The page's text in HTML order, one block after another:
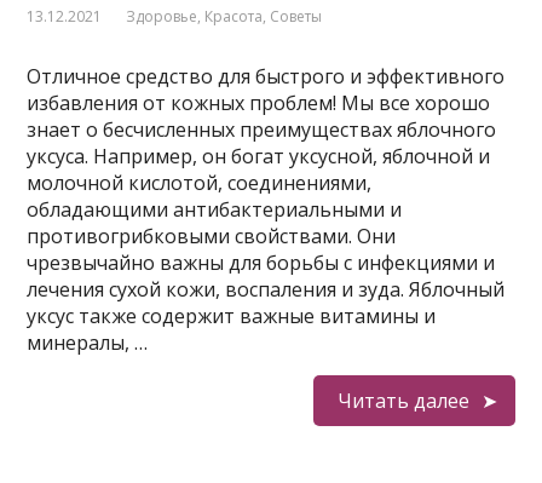
13.12.2021 Здоровье, Красота, Советы
Отличное средство для быстрого и эффективного
избавления от кожных проблем! Мы все хорошо
знает о бесчисленных преимуществах яблочного
уксуса. Например, он богат уксусной, яблочной и
молочной кислотой, соединениями,
обладающими антибактериальными и
противогрибковыми свойствами. Они
чрезвычайно важны для борьбы с инфекциями и
лечения сухой кожи, воспаления и зуда. Яблочный
уксус также содержит важные витамины и
минералы, …
Читать далее